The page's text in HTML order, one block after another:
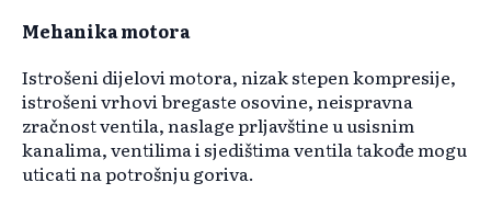
Mehanika motora
Istrošeni dijelovi motora, nizak stepen kompresije,
istrošeni vrhovi bregaste osovine, neispravna
zračnost ventila, naslage prljavštine u usisnim
kanalima, ventilima i sjedištima ventila takođe mogu
uticati na potrošnju goriva.